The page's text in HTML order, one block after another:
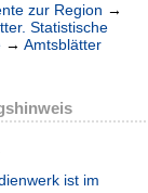
zur Region →
Statistische
→ Amtsblätter
ist im